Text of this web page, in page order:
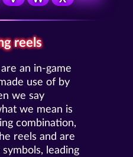
reels
an in-game
use of by
we say
we mean is
combination,
reels and are
leading